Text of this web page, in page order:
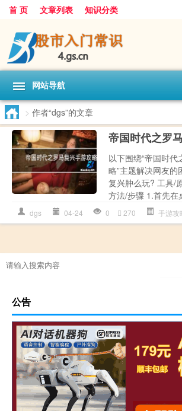
首 页 文章列表 知识分类
网站导航
> 作者“dgs”的文章
帝国时代之罗
以下围绕“帝国时
略”主题解决网友的
复兴肿么玩? 工具/
方法/步骤 1.首先在
dgs 04-24 0 270 手游攻
公告